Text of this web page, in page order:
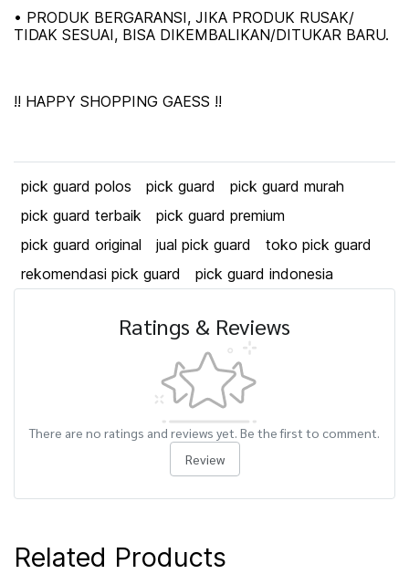
• PRODUK BERGARANSI, JIKA PRODUK RUSAK/
TIDAK SESUAI, BISA DIKEMBALIKAN/DITUKAR BARU.
!! HAPPY SHOPPING GAESS !!
pick guard polos pick guard
pick guard murah
pick guard terbaik
pick guard premium
pick guard original
jual pick guard
toko pick guard
rekomendasi pick guard
pick guard indonesia
Ratings & Reviews
There are no ratings and reviews yet. Be the first to comment.
Review
Related Products